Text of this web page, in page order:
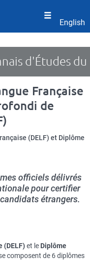
English
d'Études du
Française
de
(DELF) et Diplôme
officiels délivrés
pour certifier
étrangers.
(DELF)et le Diplôme
composent de 6 diplômes